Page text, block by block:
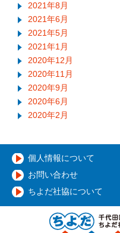
2021年8月
2021年6月
2021年5月
2021年1月
2020年12月
2020年11月
2020年9月
2020年6月
2020年2月
個人情報について
お問い合わせ
ちよだ社協について